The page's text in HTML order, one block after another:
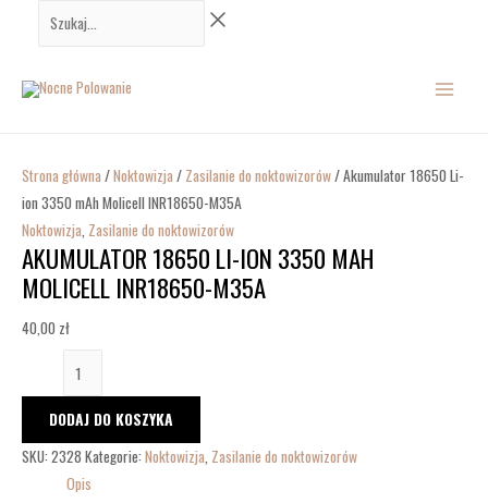
Szukaj...
Strona główna/Noktowizja/ Zasilanie do noktowizorów/ Akumulator 18650 Li-
ion 3350 mAh Molicell INR18650-M35A
Noktowizja, Zasilanie do noktowizorów
AKUMULATOR 18650 LI-ION 3350 MAH
MOLICELL INR18650-M35A
40,00 zł
Li-
mAh
Molicell
INR18650-
M35A
DODAJ DO KOSZYKA
SKU: 2328 Kategorie: Noktowizja Zasilanie do noktowizorów
Opis